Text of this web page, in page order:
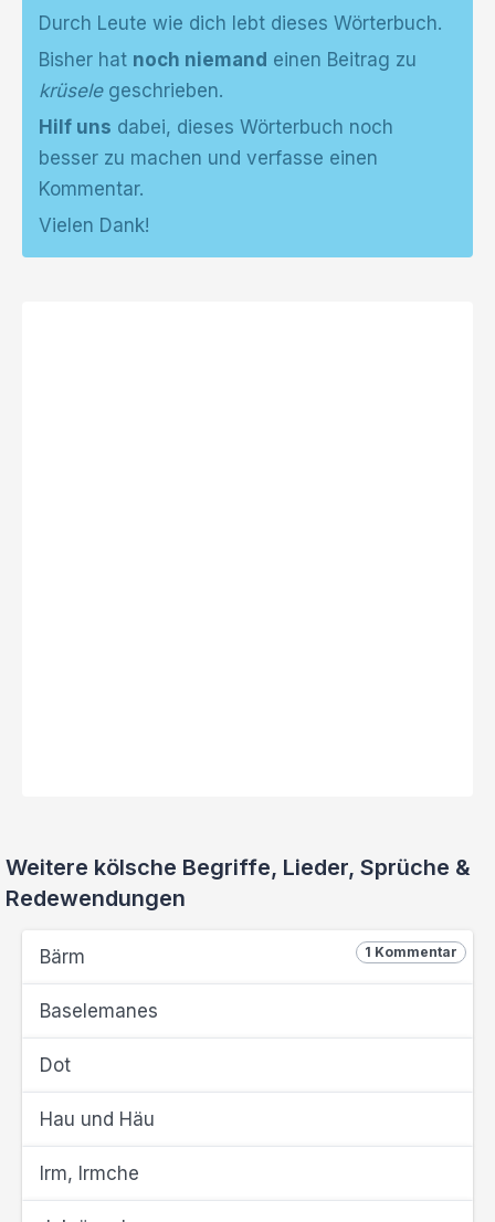
Durch Leute wie dich lebt dieses Wörterbuch.
Bisher hat noch niemand einen Beitrag zu
krüselegeschrieben.
Hilf uns dabei, dieses Wörterbuch noch
besser zu machen und verfasse einen
Kommentar.
Vielen Dank!
Weitere kölsche Begriffe, Lieder, Sprüche &
Redewendungen
1 Kommentar
Bärm
Baselemanes
Dot
Hau und Häu
Irm, Irmche